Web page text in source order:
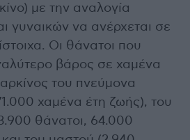
με την αναλογία
γυναικών να ανέρχεται σε
Οι θάνατοι που
βάρος σε χαμένα
του πνεύμονα
χαμένα έτη ζωής), του
θάνατοι, 64.000